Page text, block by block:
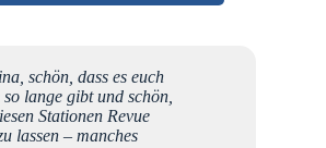
schön, dass es euch
so lange gibt und schön,
Stationen Revue
lassen – manches